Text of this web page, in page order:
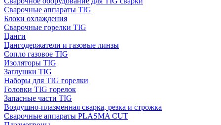
Сварочные аппараты TIG
Блоки охлаждения
Сварочные горелки TIG
Цанги
Цангодержатели и газовые линзы
Сопло газовое TIG
Изоляторы TIG
Заглушки TIG
Наборы для TIG горелки
Головки TIG горелок
Запасные части TIG
Воздушно-плазменная сварка, резка и строжка
Сварочные аппараты PLASMA CUT